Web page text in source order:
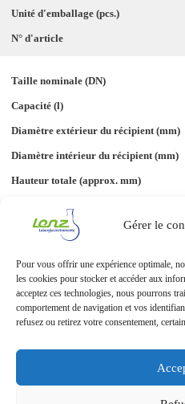
Gérer le
Pour vous offrir une expérience optimale,
les cookies pour stocker et accéder aux
acceptez ces technologies, nous pourrons
comportement de navigation et vos
refusez ou retirez votre consentement,